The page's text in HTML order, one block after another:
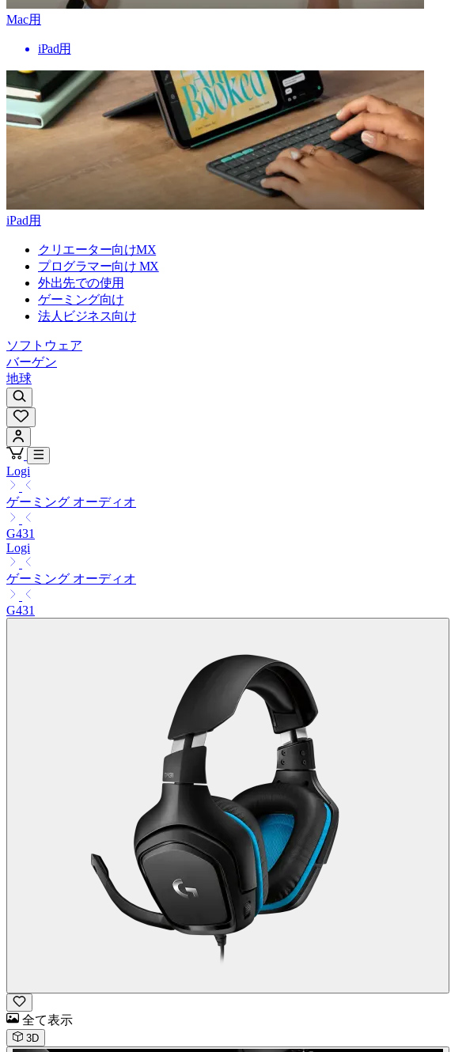
Mac用
iPad用
iPad用
クリエーター向けMX
プログラマー向け MX
外出先での使用
ゲーミング向け
法人ビジネス向け
ソフトウェア
バーゲン
地球
Logi
ゲーミング オーディオ
G431
Logi
ゲーミング オーディオ
G431
全て表示
3D